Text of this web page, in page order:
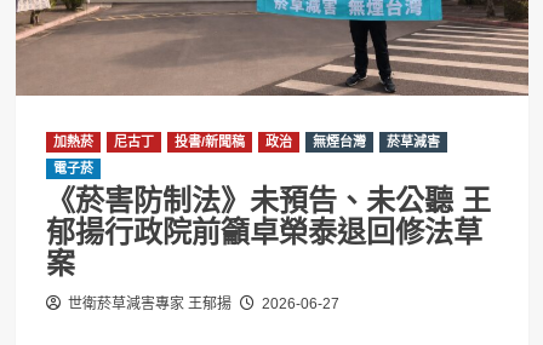
加熱菸 尼古丁 投書/新聞稿 政治 無煙台灣
菸草減害
電子菸
《菸害防制法》未預告、未公聽 王
郁揚行政院前籲卓榮泰退回修法草
案
世衛菸草減害專家 王郁揚 2026-06-27